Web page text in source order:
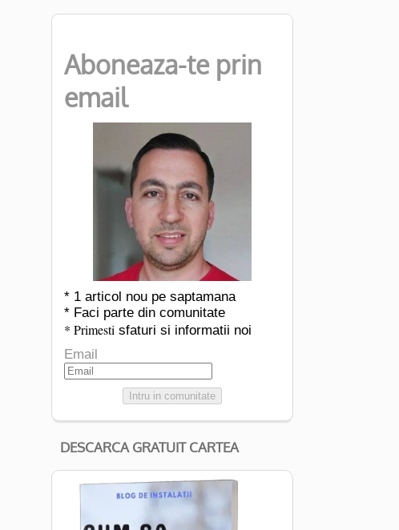
Aboneaza-te prin
email
* 1 articol nou pe saptamana
* Faci parte din comunitate
* Primestisfaturi si informatii noi
Email
Intru in comunitate
DESCARCA GRATUIT CARTEA